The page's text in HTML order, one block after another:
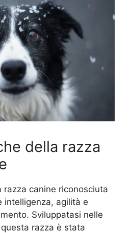
della razza
razza canine riconosciuta
intelligenza, agilità e
Sviluppatasi nelle
razza è stata